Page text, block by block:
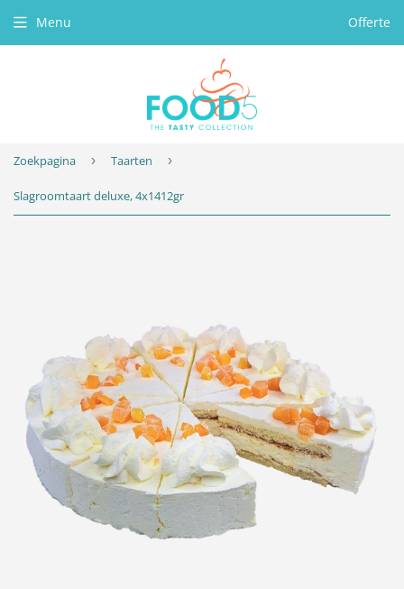
Menu Offerte
Zoekpagina › Taarten ›
Slagroomtaart deluxe, 4x1412gr